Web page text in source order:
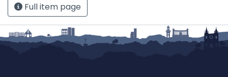
Full item page